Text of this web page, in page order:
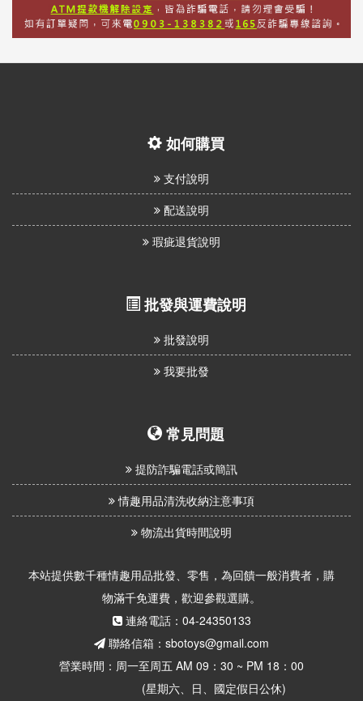
如何購買
支付說明
配送說明
瑕疵退貨說明
批發與運費說明
批發說明
我要批發
常見問題
提防詐騙電話或簡訊
情趣用品清洗收納注意事項
物流出貨時間說明
本站提供數千種情趣用品批發、零售，為回饋一般消費者，購
物滿千免運費，歡迎參觀選購。
連絡電話：04-24350133
聯絡信箱：sbotoys@gmail.com
營業時間：周一至周五 AM 09：30 ~ PM 18：00
(星期六、日、國定假日公休)